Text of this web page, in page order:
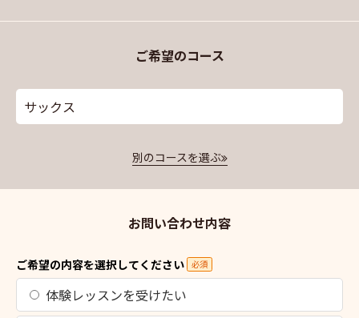
ご希望のコース
サックス
別のコースを選ぶ
お問い合わせ内容
ご希望の内容を選択してください 必須
体験レッスンを受けたい